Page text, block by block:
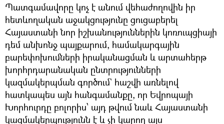
Պատգամավորը կոչ է անում վեհաժողովին իր
հետևողական աջակցությունը ցուցաբերել
Հայաստանի նոր իշխանություններին կոռուպցիայի
դեմ անխոնջ պայքարում, համակարգային
բարեփոխումների իրականացման և արտահերթ
խորհրդարանական ընտրությունների
կազմակերպման գործում` հաշվի առնելով
հատկապես այն հանգամանքը, որ Եվրոպայի
Խորհուրդը բոլորիս՝ այդ թվում նաև Հայաստանի
կազմակերպությունն է և չի կարող այս